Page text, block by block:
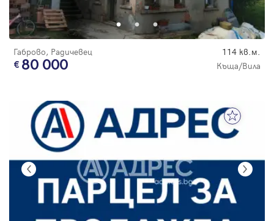
Габрово, Радичевец 114 кв.м.
80 000 Къща/Вила